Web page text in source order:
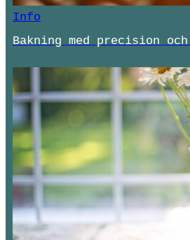
Info
Bakning med precision